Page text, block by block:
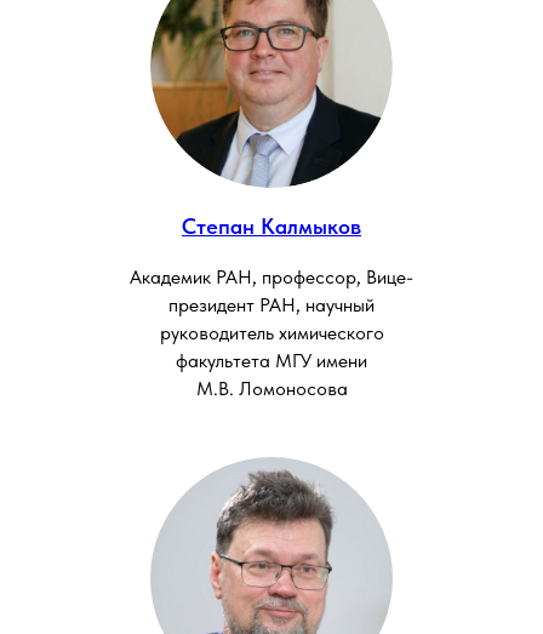
Степан Калмыков
Академик РАН, профессор, Вице-
президент РАН, научный
руководитель химического
факультета МГУ имени
М.В. Ломоносова